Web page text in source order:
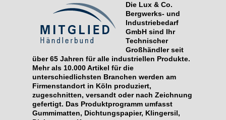
Die Lux & Co.
Bergwerks- und
Industriebedarf
GmbH sind Ihr
Technischer
Großhändler seit
über 65 Jahren für alle industriellen Produkte.
Mehr als 10.000 Artikel für die
unterschiedlichsten Branchen werden am
Firmenstandort in Köln produziert,
zugeschnitten, versandt oder nach Zeichnung
gefertigt. Das Produktprogramm umfasst
Gummimatten, Dichtungspapier, Klingersil,